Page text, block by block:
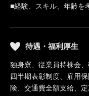
■経験、スキル、年齢を
待遇・福利厚生
独身寮、従業員持株会
四半期表彰制度、雇用
険、交通費全額支給、